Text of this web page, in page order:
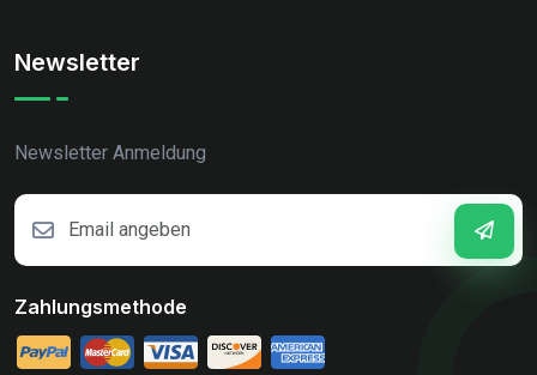
Newsletter
Newsletter Anmeldung
Zahlungsmethode